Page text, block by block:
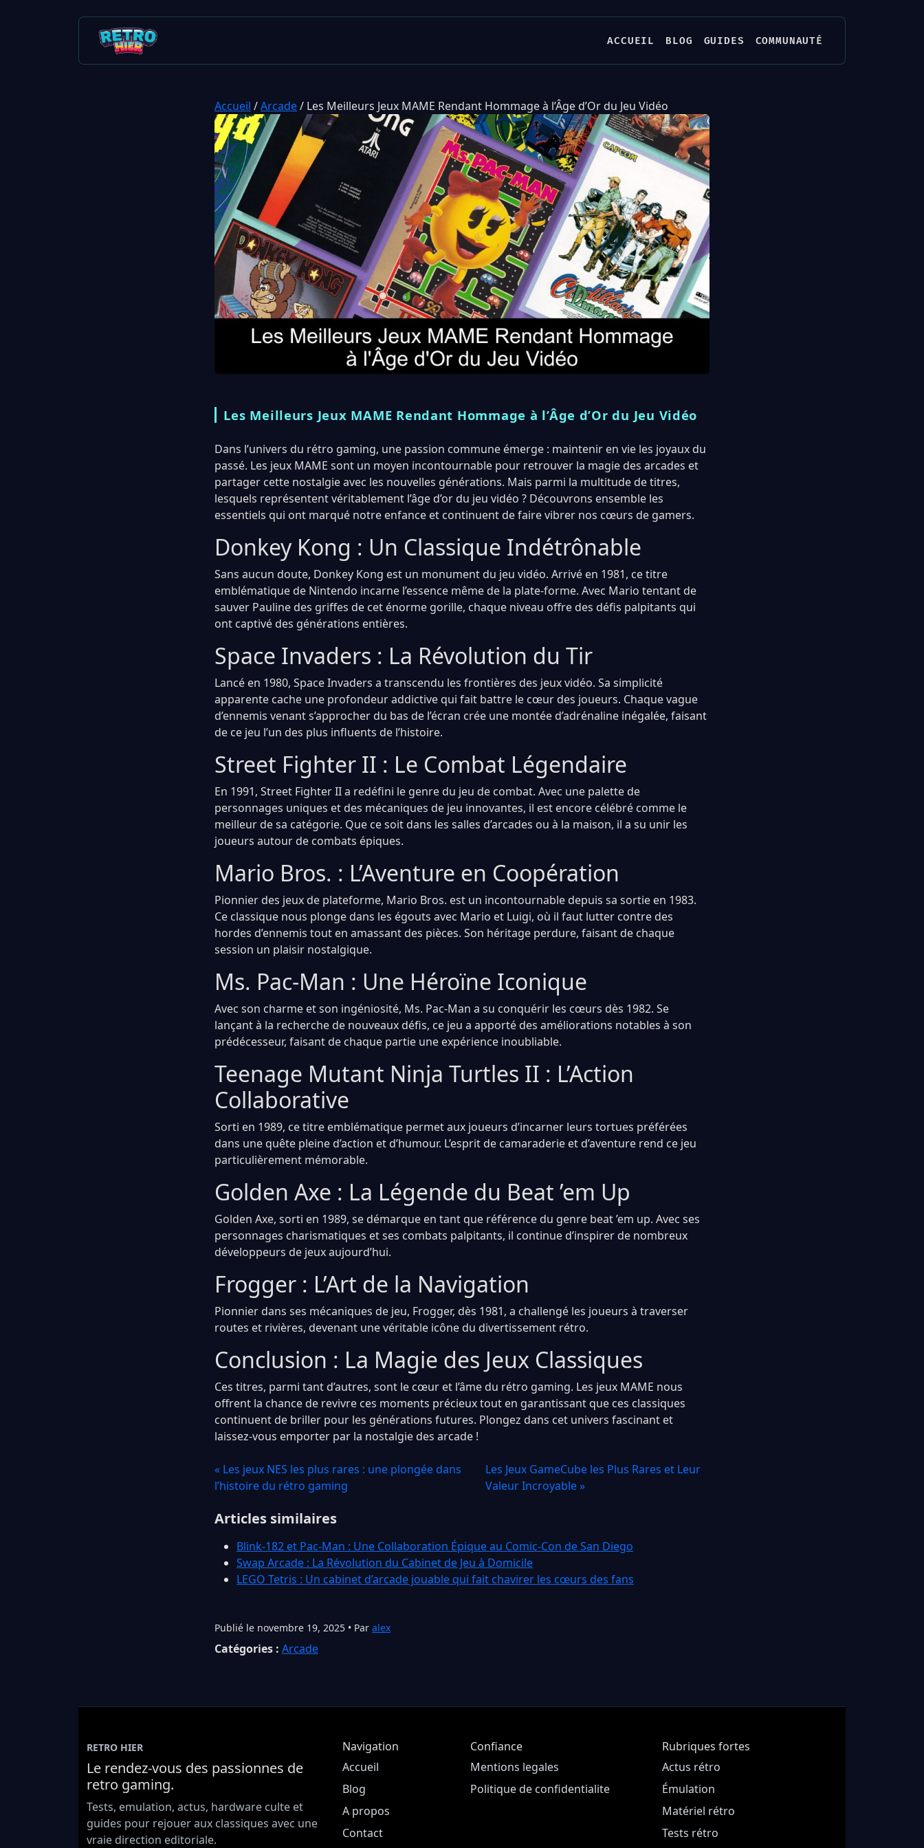
ACCUEIL BLOG GUIDES COMMUNAUTÉ
Accueil /Arcade/ Les Meilleurs Jeux MAME Rendant Hommage à l’Âge d’Or du Jeu Vidéo
Les Meilleurs Jeux MAME Rendant Hommage à l’Âge d’Or du Jeu Vidéo
Dans l’univers du rétro gaming, une passion commune émerge : maintenir en vie les joyaux du
passé. Les jeux MAME sont un moyen incontournable pour retrouver la magie des arcades et
partager cette nostalgie avec les nouvelles générations. Mais parmi la multitude de titres,
lesquels représentent véritablement l’âge d’or du jeu vidéo ? Découvrons ensemble les
essentiels qui ont marqué notre enfance et continuent de faire vibrer nos cœurs de gamers.
Donkey Kong : Un Classique Indétrônable
Sans aucun doute, Donkey Kong est un monument du jeu vidéo. Arrivé en 1981, ce titre
emblématique de Nintendo incarne l’essence même de la plate-forme. Avec Mario tentant de
sauver Pauline des griffes de cet énorme gorille, chaque niveau offre des défis palpitants qui
ont captivé des générations entières.
Space Invaders : La Révolution du Tir
Lancé en 1980, Space Invaders a transcendu les frontières des jeux vidéo. Sa simplicité
apparente cache une profondeur addictive qui fait battre le cœur des joueurs. Chaque vague
d’ennemis venant s’approcher du bas de l’écran crée une montée d’adrénaline inégalée, faisant
de ce jeu l’un des plus influents de l’histoire.
Street Fighter II : Le Combat Légendaire
En 1991, Street Fighter II a redéfini le genre du jeu de combat. Avec une palette de
personnages uniques et des mécaniques de jeu innovantes, il est encore célébré comme le
meilleur de sa catégorie. Que ce soit dans les salles d’arcades ou à la maison, il a su unir les
joueurs autour de combats épiques.
Mario Bros. : L’Aventure en Coopération
Pionnier des jeux de plateforme, Mario Bros. est un incontournable depuis sa sortie en 1983.
Ce classique nous plonge dans les égouts avec Mario et Luigi, où il faut lutter contre des
hordes d’ennemis tout en amassant des pièces. Son héritage perdure, faisant de chaque
session un plaisir nostalgique.
Ms. Pac-Man : Une Héroïne Iconique
Avec son charme et son ingéniosité, Ms. Pac-Man a su conquérir les cœurs dès 1982. Se
lançant à la recherche de nouveaux défis, ce jeu a apporté des améliorations notables à son
prédécesseur, faisant de chaque partie une expérience inoubliable.
Teenage Mutant Ninja Turtles II : L’Action
Collaborative
Sorti en 1989, ce titre emblématique permet aux joueurs d’incarner leurs tortues préférées
dans une quête pleine d’action et d’humour. L’esprit de camaraderie et d’aventure rend ce jeu
particulièrement mémorable.
Golden Axe : La Légende du Beat ’em Up
Golden Axe, sorti en 1989, se démarque en tant que référence du genre beat ’em up. Avec ses
personnages charismatiques et ses combats palpitants, il continue d’inspirer de nombreux
développeurs de jeux aujourd’hui.
Frogger : L’Art de la Navigation
Pionnier dans ses mécaniques de jeu, Frogger, dès 1981, a challengé les joueurs à traverser
routes et rivières, devenant une véritable icône du divertissement rétro.
Conclusion : La Magie des Jeux Classiques
Ces titres, parmi tant d’autres, sont le cœur et l’âme du rétro gaming. Les jeux MAME nous
offrent la chance de revivre ces moments précieux tout en garantissant que ces classiques
continuent de briller pour les générations futures. Plongez dans cet univers fascinant et
laissez-vous emporter par la nostalgie des arcade !
« Les jeux NES les plus rares : une plongée dans
l’histoire du rétro gaming
Les Jeux GameCube les Plus Rares et Leur
Valeur Incroyable »
Articles similaires
Blink-182 et Pac-Man : Une Collaboration Épique au Comic-Con de San Diego
Swap Arcade : La Révolution du Cabinet de Jeu à Domicile
LEGO Tetris : Un cabinet d’arcade jouable qui fait chavirer les cœurs des fans
Publié le novembre 19, 2025 • Par alex
Catégories : Arcade
RETRO HIER
Le rendez-vous des passionnes de
retro gaming.
Tests, emulation, actus, hardware culte et
guides pour rejouer aux classiques avec une
vraie direction editoriale.
Navigation
Accueil
Blog
A propos
Contact
Confiance
Mentions legales
Politique de confidentialite
Rubriques fortes
Actus rétro
Émulation
Matériel rétro
Tests rétro